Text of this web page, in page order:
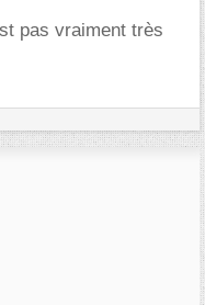
pas vraiment très